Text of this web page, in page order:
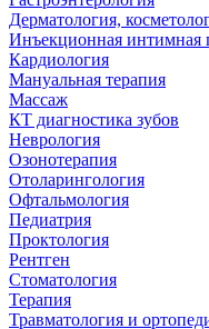
Дерматология,
Инъекционная интимная
Кардиология
Мануальная терапия
Массаж
КТ диагностика зубов
Неврология
Озонотерапия
Отоларингология
Офтальмология
Педиатрия
Проктология
Рентген
Стоматология
Терапия
Травматология и